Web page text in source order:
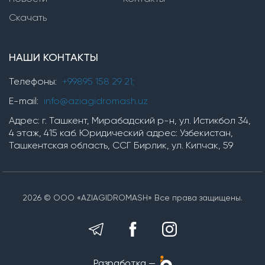
Насосы серии ЦНС
Насосы серии TM, TMB
насосы серии OP
Химические насосы
Установки для производства гипохлорита
натрия серии AGM-NaClO-M
Скачать
НАШИ КОНТАКТЫ
Телефоны: +99895 158 29 21;
E-mail: info@aziagidromash.uz
Адрес: г. Ташкент, Мирабадский р-н, ул. Истикбол 34,
4 этаж, 415 каб. Юридический адрес: Узбекистан,
Ташкентская область, ССГ Бирлик, ул. Кипчак, 59
2026 © ООО «AZIAGIDROMASH» Все права защищены.